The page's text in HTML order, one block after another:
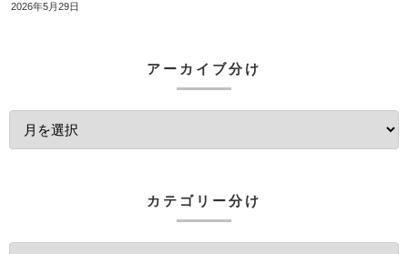
2026年5月29日
アーカイブ分け
カテゴリー分け